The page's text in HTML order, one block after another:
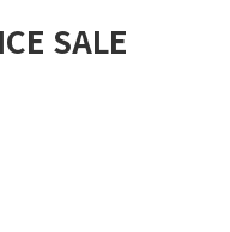
SALE